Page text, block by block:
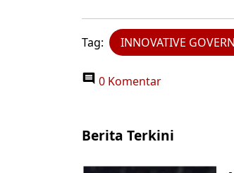
Tag: INNOVATIVE
0 Komentar
Berita Terkini